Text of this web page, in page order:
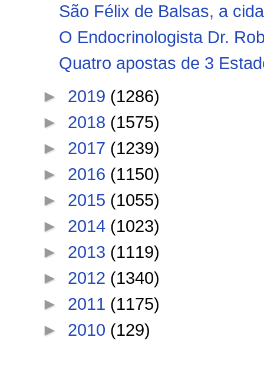
São Félix de Balsas, a
O Endocrinologista Dr.
Quatro apostas de 3
► 2019 (1286)
► 2018 (1575)
► 2017 (1239)
► 2016 (1150)
► 2015 (1055)
► 2014 (1023)
► 2013 (1119)
► 2012 (1340)
► 2011 (1175)
► 2010 (129)